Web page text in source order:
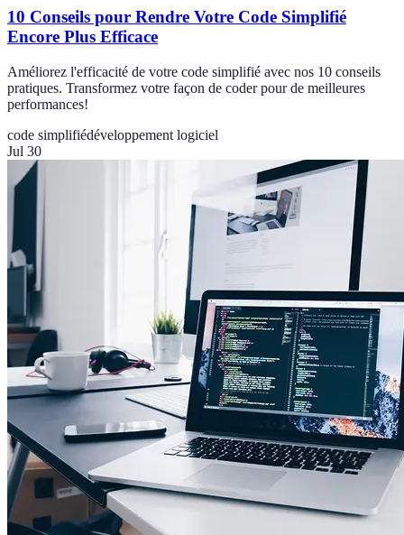
10 Conseils pour Rendre Votre Code Simplifié
Encore Plus Efficace
Améliorez l'efficacité de votre code simplifié avec nos 10 conseils
pratiques. Transformez votre façon de coder pour de meilleures
performances!
code simplifiédéveloppement logiciel
Jul 30